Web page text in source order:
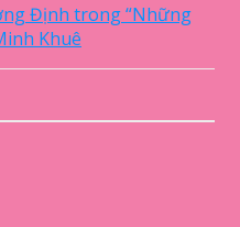
Định trong “Những
Khuê